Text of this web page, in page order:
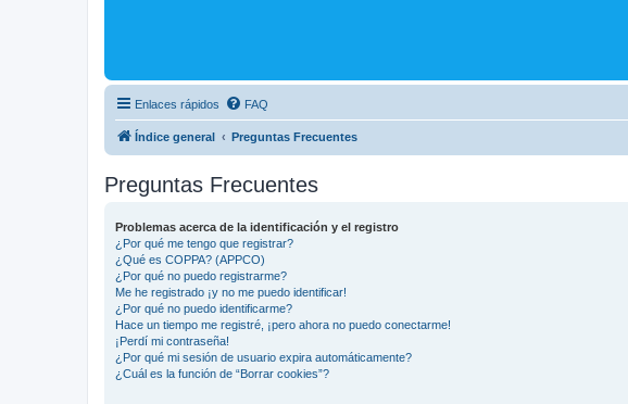
Enlaces rápidos FAQ
Índice general Preguntas Frecuentes
Preguntas Frecuentes
Problemas acerca de la identificación y el registro
¿Por qué me tengo que registrar?
¿Qué es COPPA? (APPCO)
¿Por qué no puedo registrarme?
Me he registrado ¡y no me puedo identificar!
¿Por qué no puedo identificarme?
Hace un tiempo me registré, ¡pero ahora no puedo conectarme!
¡Perdí mi contraseña!
¿Por qué mi sesión de usuario expira automáticamente?
¿Cuál es la función de “Borrar cookies”?